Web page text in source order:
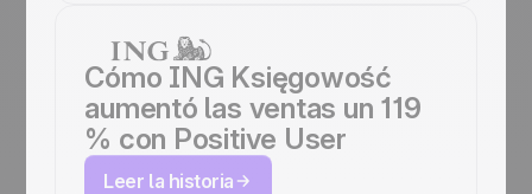
Cómo ING Księgowość
aumentó las ventas un 119
% con Positive User
Leer la historia